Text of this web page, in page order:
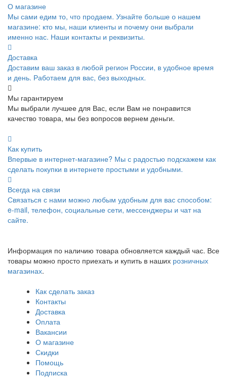
О магазине
Мы сами едим то, что продаем. Узнайте больше о нашем
магазине: кто мы, наши клиенты и почему они выбрали
именно нас. Наши контакты и реквизиты.
Доставка
Доставим ваш заказ в любой регион России, в удобное время
и день. Работаем для вас, без выходных.
Мы гарантируем
Мы выбрали лучшее для Вас, если Вам не понравится
качество товара, мы без вопросов вернем деньги.
Как купить
Впервые в интернет-магазине? Мы с радостью подскажем как
сделать покупки в интернете простыми и удобными.
Всегда на связи
Связаться с нами можно любым удобным для вас способом:
e-mail, телефон, социальные сети, мессенджеры и чат на
сайте.
Информация по наличию товара обновляется каждый час. Все
товары можно просто приехать и купить в наших розничных
магазинах.
Как сделать заказ
Контакты
Доставка
Оплата
Вакансии
О магазине
Скидки
Помощь
Подписка